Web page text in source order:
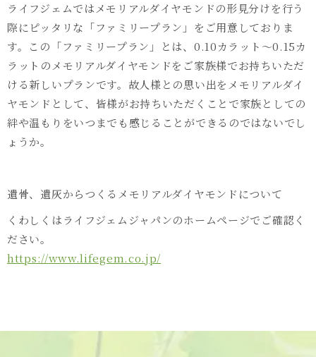
ライフジェムではメモリアルダイヤモンドの形見分けを行う
際にピッタリな「ファミリープラン」をご用意しておりま
す。この「ファミリープラン」とは、0.10カラット～0.15カ
ラットのメモリアルダイヤモンドをご家族様でお持ちいただ
ける新しいプランです。故人様との思い出をメモリアルダイ
ヤモンドとして、皆様がお持ちいただくことで家族としての
絆や温もりをいつまでも感じることができるのではないでし
ょうか。
遺骨、遺灰からつくるメモリアルダイヤモンドについて
くわしくはライフジェムジャパンのホームページでご確認く
ださい。
https://www.lifegem.co.jp/